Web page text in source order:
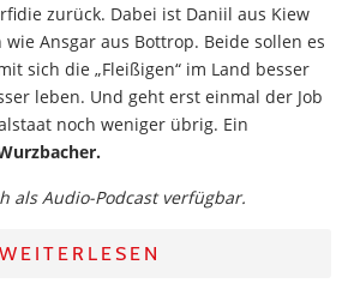
zurück. Dabei ist Daniil aus Kiew
Ansgar aus Bottrop. Beide sollen es
sich die „Fleißigen“ im Land besser
leben. Und geht erst einmal der Job
noch weniger übrig. Ein
als Audio-Podcast verfügbar.
WEITERLESEN